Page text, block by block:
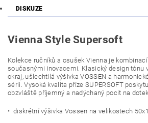
DISKUZE
Vienna Style Supersoft
Kolekce ručníků a osušek Vienna je
současnými inovacemi. Klasický design tónu
okraj, ušlechtilá výšivka VOSSEN a
sérii. Vysoká kvalita příze SUPERSOFT
obzvláště příjemný a nadýchaný pocit na
• diskrétní výšivka Vossen na velikostech